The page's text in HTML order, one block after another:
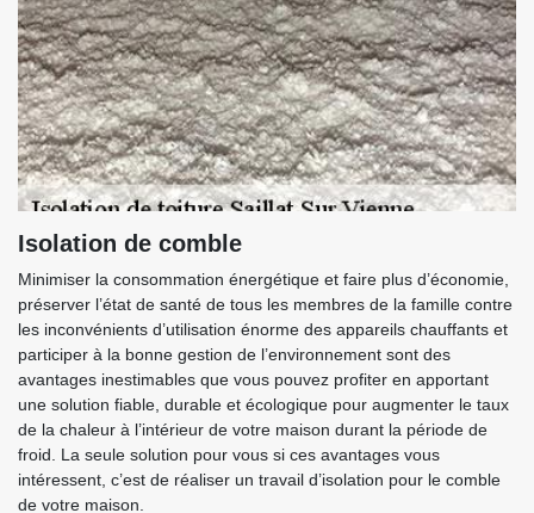
Isolation de comble
Minimiser la consommation énergétique et faire plus d’économie,
préserver l’état de santé de tous les membres de la famille contre
les inconvénients d’utilisation énorme des appareils chauffants et
participer à la bonne gestion de l’environnement sont des
avantages inestimables que vous pouvez profiter en apportant
une solution fiable, durable et écologique pour augmenter le taux
de la chaleur à l’intérieur de votre maison durant la période de
froid. La seule solution pour vous si ces avantages vous
intéressent, c’est de réaliser un travail d’isolation pour le comble
de votre maison.